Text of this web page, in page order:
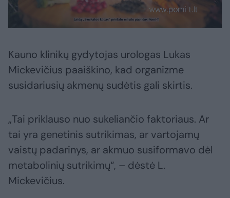
Kauno klinikų gydytojas urologas Lukas
Mickevičius paaiškino, kad organizme
susidariusių akmenų sudėtis gali skirtis.
„Tai priklauso nuo sukeliančio faktoriaus. Ar
tai yra genetinis sutrikimas, ar vartojamų
vaistų padarinys, ar akmuo susiformavo dėl
metabolinių sutrikimų“, – dėstė L.
Mickevičius.